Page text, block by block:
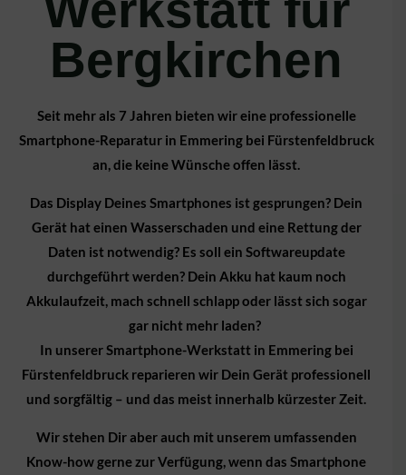
Bergkirchen
Seit mehr als 7 Jahren bieten wir eine professionelle
Smartphone-Reparatur in Emmeringbei Fürstenfeldbruck
an, die keine Wünsche offen lässt.
Das Display Deines Smartphones ist gesprungen? Dein
Gerät hat einen Wasserschaden und eine Rettung der
Daten ist notwendig? Es soll ein Softwareupdate
durchgeführt werden? Dein Akku hat kaum noch
Akkulaufzeit, mach schnell schlapp oder lässt sich sogar
gar nicht mehr laden?
In unserer Smartphone-Werkstatt in Emmeringbei
Fürstenfeldbruck reparieren wir Dein Gerät professionell
und sorgfältig – und das meist innerhalb kürzester Zeit.
Wir stehen Dir aber auch mit unserem umfassenden
Know-how gerne zur Verfügung, wenn das Smartphone